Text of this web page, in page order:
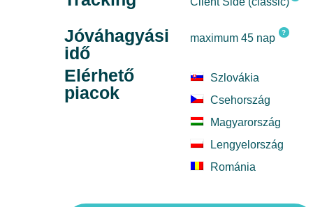
Jóváhagyási
idő
maximum 45 nap ?
Elérhető
piacok
Szlovákia
Csehország
Magyarország
Lengyelország
Románia